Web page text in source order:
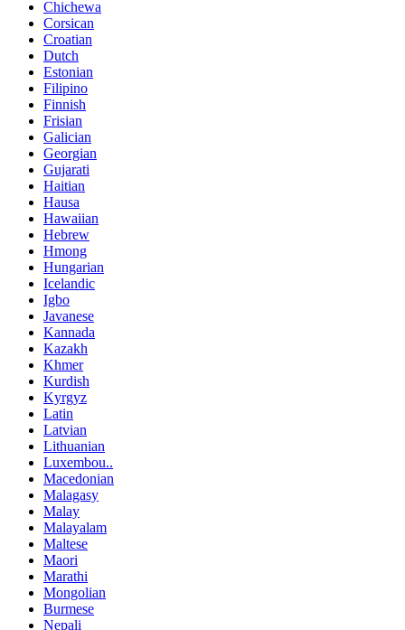
Chichewa
Corsican
Croatian
Dutch
Estonian
Filipino
Finnish
Frisian
Galician
Georgian
Gujarati
Haitian
Hausa
Hawaiian
Hebrew
Hmong
Hungarian
Icelandic
Igbo
Javanese
Kannada
Kazakh
Khmer
Kurdish
Kyrgyz
Latin
Latvian
Lithuanian
Luxembou..
Macedonian
Malagasy
Malay
Malayalam
Maltese
Maori
Marathi
Mongolian
Burmese
Nepali